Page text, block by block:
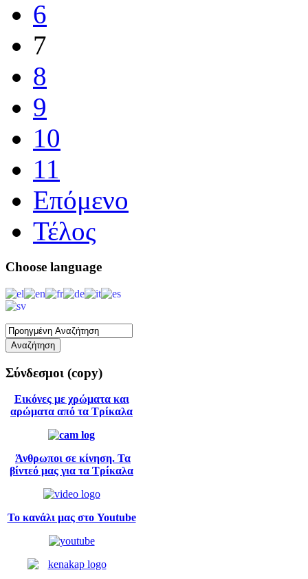
6
7
8
9
10
11
Επόμενο
Τέλος
Choose language
Σύνδεσμοι (copy)
Εικόνες με χρώματα και
αρώματα από τα Τρίκαλα
Άνθρωποι σε κίνηση. Τα
βίντεό μας για τα Τρίκαλα
Το κανάλι μας στο Youtube